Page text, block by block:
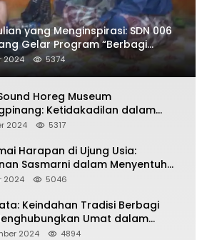
yang Menginspirasi: SDN 006
Gelar Program “Berbagi
Beras”
2024 5374
Horeg Museum
Ketidakadilan dalam
2024 5317
Harapan di Ujung Usia:
Sasmarni dalam Menyentuh
Jiwa
2024 5046
Keindahan Tradisi Berbagi
Umat dalam
dan Kebersamaan dalam
2024 4894